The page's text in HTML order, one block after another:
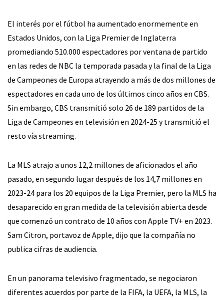
El interés por el fútbol ha aumentado enormemente en
Estados Unidos, con la Liga Premier de Inglaterra
promediando 510.000 espectadores por ventana de partido
en las redes de NBC la temporada pasada y la final de la Liga
de Campeones de Europa atrayendo a más de dos millones de
espectadores en cada uno de los últimos cinco años en CBS.
Sin embargo, CBS transmitió solo 26 de 189 partidos de la
Liga de Campeones en televisión en 2024-25 y transmitió el
resto vía streaming.
La MLS atrajo a unos 12,2 millones de aficionados el año
pasado, en segundo lugar después de los 14,7 millones en
2023-24 para los 20 equipos de la Liga Premier, pero la MLS ha
desaparecido en gran medida de la televisión abierta desde
que comenzó un contrato de 10 años con Apple TV+ en 2023.
Sam Citron, portavoz de Apple, dijo que la compañía no
publica cifras de audiencia.
En un panorama televisivo fragmentado, se negociaron
diferentes acuerdos por parte de la FIFA, la UEFA, la MLS, la